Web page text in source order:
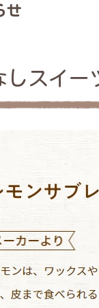
せ
しスイー